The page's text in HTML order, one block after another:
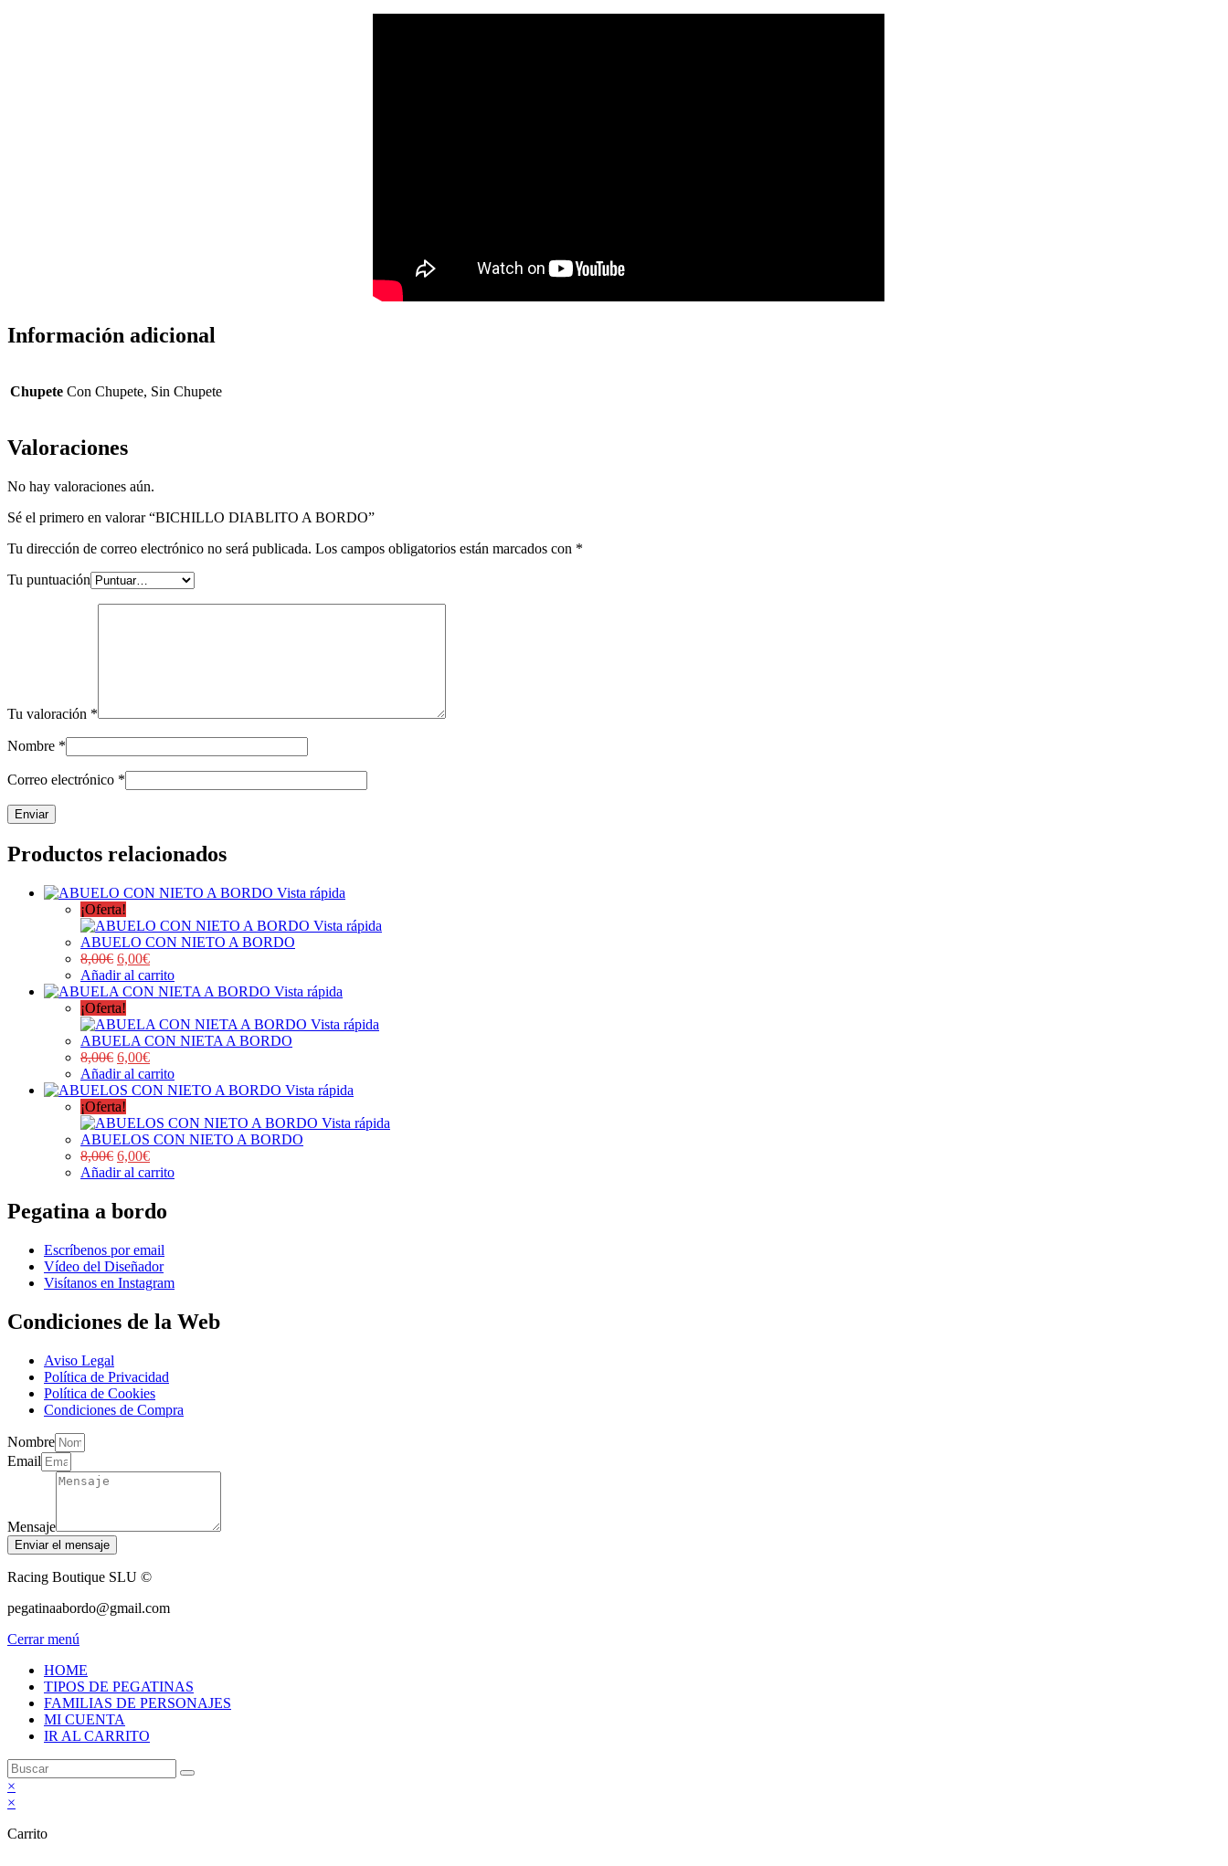
Información adicional
Chupete Con Chupete, Sin Chupete
Valoraciones
No hay valoraciones aún.
Sé el primero en valorar “BICHILLO DIABLITO A BORDO”
Tu dirección de correo electrónico no será publicada. Los campos obligatorios están marcados con *
Tu puntuación
Tu valoración *
Nombre *
Correo electrónico *
Productos relacionados
Vista rápida
¡Oferta!
Vista rápida
ABUELO CON NIETO A BORDO
8,00€ 6,00€
Añadir al carrito
Vista rápida
¡Oferta!
Vista rápida
ABUELA CON NIETA A BORDO
8,00€ 6,00€
Añadir al carrito
Vista rápida
¡Oferta!
Vista rápida
ABUELOS CON NIETO A BORDO
8,00€ 6,00€
Añadir al carrito
Pegatina a bordo
Escríbenos por email
Vídeo del Diseñador
Visítanos en Instagram
Condiciones de la Web
Aviso Legal
Política de Privacidad
Política de Cookies
Condiciones de Compra
Nombre
Email
Mensaje
Enviar el mensaje
Racing Boutique SLU ©
pegatinaabordo@gmail.com
Cerrar menú
HOME
TIPOS DE PEGATINAS
FAMILIAS DE PERSONAJES
MI CUENTA
IR AL CARRITO
×
×
Carrito